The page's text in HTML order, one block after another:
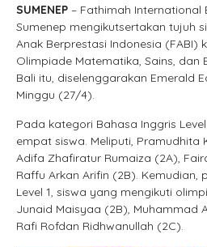
SUMENEP – Fathimah International
Sumenep mengikutsertakan tujuh
Anak Berprestasi Indonesia (FABI)
Olimpiade Matematika, Sains, dan
Bali itu, diselenggarakan Emerald
Minggu (27/4).
Pada kategori Bahasa Inggris
empat siswa. Meliputi, Pramudhita
Adifa Zhafiratur Rumaiza (2A),
Raffu Arkan Arifin (2B).
Level 1, siswa yang mengikuti
Junaid Maisyaa (2B), Muhammad
Rafi Rofdan Ridhwanullah (2C).